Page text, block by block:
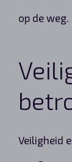
op de weg.
Veiligheid